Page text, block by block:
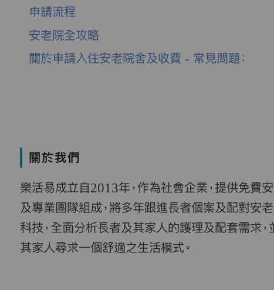
申請流程
安老院全攻略
關於申請入住安老院舍及收費 - 常見問題：
關於我們
樂活易成立自2013年，作為社會企業，提供免費
及專業團隊組成，將多年跟進長者個案及配對安
科技，全面分析長者及其家人的護理及配套需求
其家人尋求一個舒適之生活模式。